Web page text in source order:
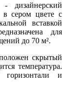
дизайнерский
в сером цвете с
вставкой
для
до 70 м².
скрытый
температура.
и